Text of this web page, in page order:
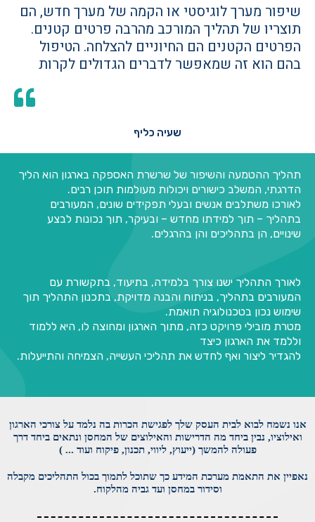
שיפור מערך לוגיסטי או הקמה של מערך חדש, הם
תוצריו של תהליך המורכב מהרבה פרטים קטנים.
הפרטים הקטנים הם החיוניים להצלחה. הטיפול
בהם הוא זה שמאפשר לדברים הגדולים לקרות
שעיה כליף
תהליך ההטמעה והשיפור של שרשרת האספקה בארגון הוא הליך
הדרגתי, המשלב כישורים ויכולות מעולמות תוכן רבים.
לאורכו משתלבים אנשים ובעלי תפקידים שונים, המעורבים
בתהליך – תוך למידתו מחדש – ובעיקר, תוך נכונות לבצע
שינויים, הן בתהליכים והן בהרגלים.
לאורך התהליך ישנו צורך בלמידה, בתיעוד, בתקשורת עם
המעורבים בתהליך, בניתוח והבנה מדויקת, בתכנון התהליך תוך
שימוש נכון בטכנולוגיה תואמת.
מטרת מובילי פרויקט כזה, מתוך הארגון ומחוצה לו, היא ללמוד
וללמד את הארגון כיצד
להגדיר ליצור ואף לחדש את תהליכי העשייה, הצמיחה והתייעלות.
אנו נשמח לבוא לבית העסק שלך לפגישת הכרות בה נלמד על צורכי הארגון
ואילוציו, נבין ביחד מה הדרישות והאילוצים של המחסן ונתאים ביחד דרך
פעולה להמשך (ייעוץ, ליווי, תכנון, פיקוח ועוד ... )
נאפיין את התאמת מערכת המידע כך שתוכל לתמוך בכול התהליכים מקבלה
וסידור במחסן ועד גביה מהלקוח.